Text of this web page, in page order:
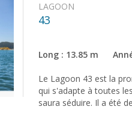
LAGOON
43
Long : 13.85 m
Le Lagoon 43 est la
qui s'adapte à toutes
saura séduire. Il a été